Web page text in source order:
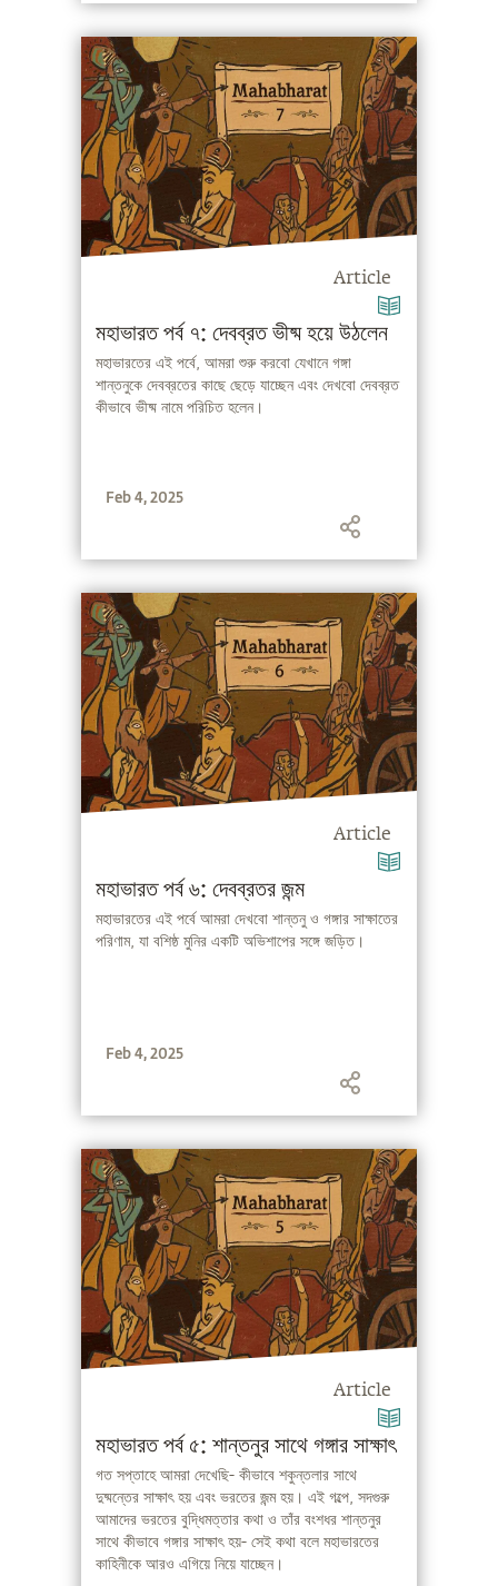
Article
মহাভারত পর্ব ৭: দেবব্রত ভীষ্ম হয়ে উঠলেন
মহাভারতের এই পর্বে, আমরা শুরু করবো যেখানে গঙ্গা
শান্তনুকে দেবব্রতের কাছে ছেড়ে যাচ্ছেন এবং দেখবো দেবব্রত
কীভাবে ভীষ্ম নামে পরিচিত হলেন।
Feb 4, 2025
Article
মহাভারত পর্ব ৬: দেবব্রতর জন্ম
মহাভারতের এই পর্বে আমরা দেখবো শান্তনু ও গঙ্গার সাক্ষাতের
পরিণাম, যা বশিষ্ঠ মুনির একটি অভিশাপের সঙ্গে জড়িত।
Feb 4, 2025
Article
মহাভারত পর্ব ৫: শান্তনুর সাথে গঙ্গার সাক্ষাৎ
গত সপ্তাহে আমরা দেখেছি- কীভাবে শকুন্তলার সাথে
দুষ্মন্তের সাক্ষাৎ হয় এবং ভরতের জন্ম হয়। এই গল্পে, সদগুরু
আমাদের ভরতের বুদ্ধিমত্তার কথা ও তাঁর বংশধর শান্তনুর
সাথে কীভাবে গঙ্গার সাক্ষাৎ হয়- সেই কথা বলে মহাভারতের
কাহিনীকে আরও এগিয়ে নিয়ে যাচ্ছেন।